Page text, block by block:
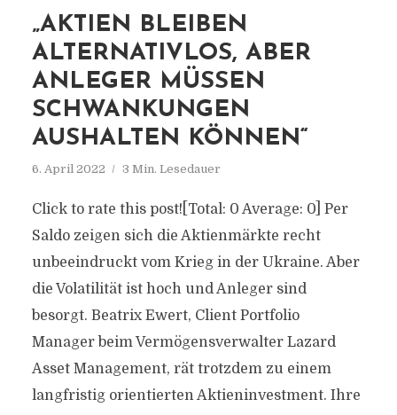
„AKTIEN BLEIBEN
ALTERNATIVLOS, ABER
ANLEGER MÜSSEN
SCHWANKUNGEN
AUSHALTEN KÖNNEN“
6. April 2022 3 Min. Lesedauer
Click to rate this post![Total: 0 Average: 0] Per
Saldo zeigen sich die Aktienmärkte recht
unbeeindruckt vom Krieg in der Ukraine. Aber
die Volatilität ist hoch und Anleger sind
besorgt. Beatrix Ewert, Client Portfolio
Manager beim Vermögensverwalter Lazard
Asset Management, rät trotzdem zu einem
langfristig orientierten Aktieninvestment. Ihre